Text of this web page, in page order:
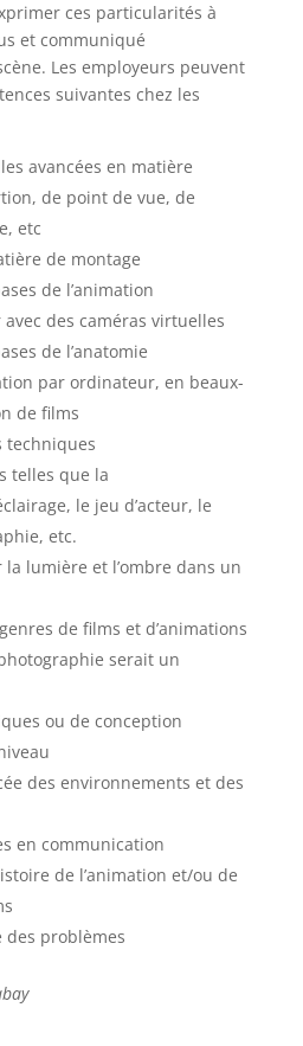
ces particularités à
et communiqué
Les employeurs peuvent
suivantes chez les
avancées en matière
de point de vue, de
etc
de montage
de l’animation
des caméras virtuelles
de l’anatomie
par ordinateur, en beaux-
de films
techniques
telles que la
le jeu d’acteur, le
etc.
lumière et l’ombre dans un
de films et d’animations
serait un
ou de conception
des environnements et des
en communication
de l’animation et/ou de
des problèmes